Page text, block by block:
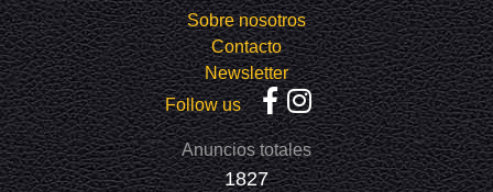
Sobre nosotros
Contacto
Newsletter
Follow us
Anuncios totales
1827